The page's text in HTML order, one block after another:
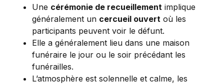
Une cérémonie de recueillement implique
généralement un cercueil ouvert où les
participants peuvent voir le défunt.
Elle a généralement lieu dans une maison
funéraire le jour ou le soir précédant les
funérailles.
L’atmosphère est solennelle et calme, les